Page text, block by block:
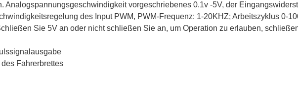
vorgeschriebenes 0.1v -5V, der
des Input PWM, PWM-Frequenz: 1-20KHZ; Arbeitszyklus 0-
Sie 5V an oder nicht schließen Sie an, um Operation zu erlauben,
Fahrerbrettes